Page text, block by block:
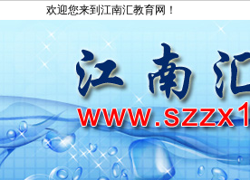
欢迎您来到江南汇教育网！